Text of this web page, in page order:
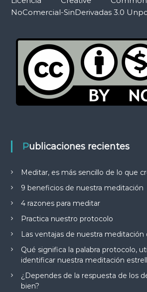
NoComercial-SinDerivadas 3.0
Publicaciones recientes
Meditar, es más sencillo de lo que
9 beneficios de nuestra meditación
4 razones para meditar
Practica nuestro protocolo
Las ventajas de nuestra meditación
Qué significa la palabra protocolo,
identificar nuestra meditación
¿Dependes de la respuesta de los
bien?